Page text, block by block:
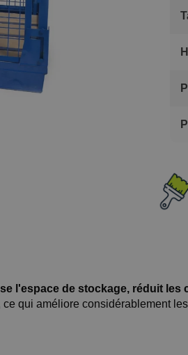
l'espace de stockage, réduit les
qui améliore considérablement